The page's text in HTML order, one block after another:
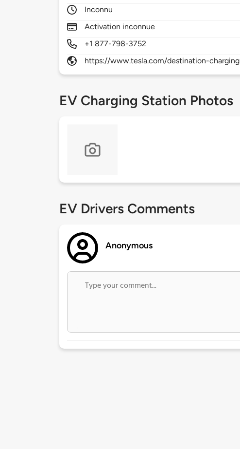
Inconnu
Activation inconnue
+1 877-798-3752
https://www.tesla.com/destination-charging
EV Charging Station Photos
EV Drivers Comments
Anonymous